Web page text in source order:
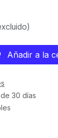
Añadir a la
30 días